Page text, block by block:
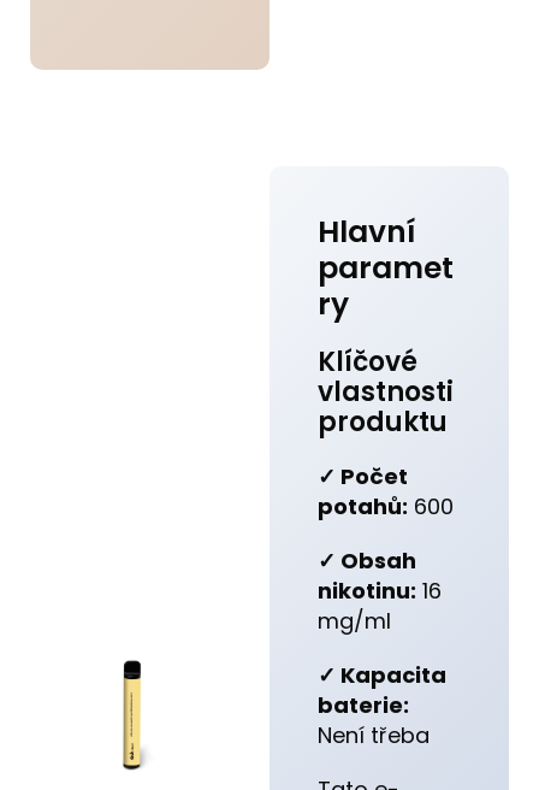
Hlavní
paramet
ry
Klíčové
vlastnosti
produktu
✓ Počet
potahů: 600
✓ Obsah
nikotinu: 16
mg/ml
✓ Kapacita
baterie:
Není třeba